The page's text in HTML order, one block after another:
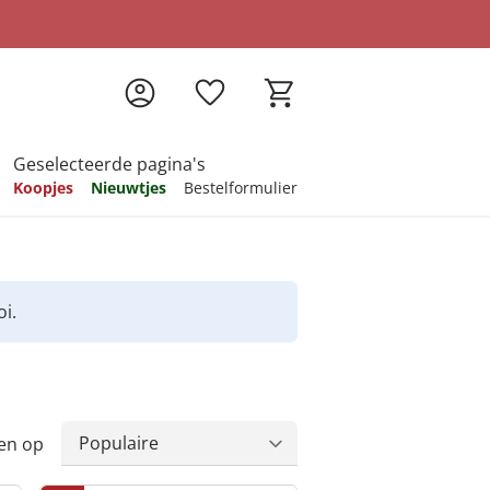
Geselecteerde pagina's
Koopjes Nieuwtjes Bestelformulier
op